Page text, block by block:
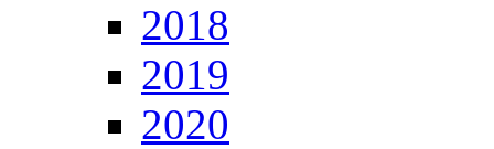
2018
2019
2020